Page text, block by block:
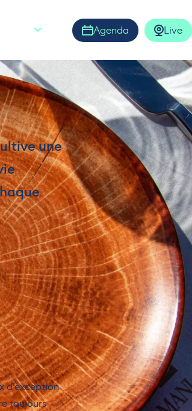
Ouvrir la barre de
Agenda Live
une
d’exception
toujours